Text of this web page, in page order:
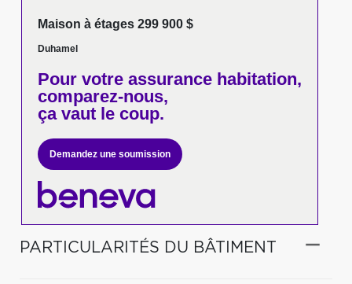
Maison à étages 299 900 $
Duhamel
Pour votreassurance habitation,
comparez-nous,
ça vaut le coup.
Demandez une soumission
PARTICULARITÉS DU BÂTIMENT